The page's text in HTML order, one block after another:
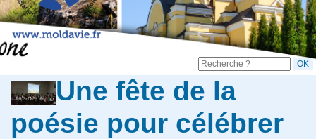
Une fête de la
poésie pour célébrer